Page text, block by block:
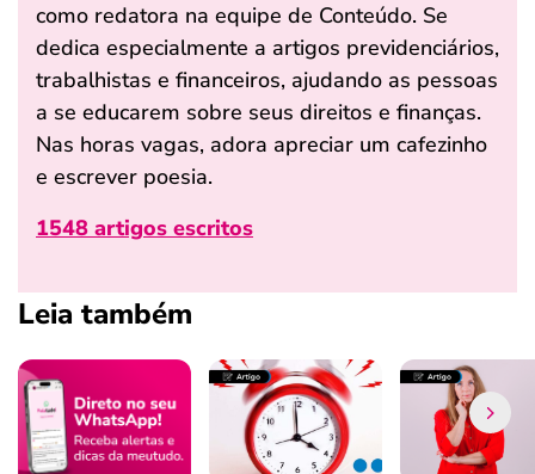
como redatora na equipe de Conteúdo. Se
dedica especialmente a artigos previdenciários,
trabalhistas e financeiros, ajudando as pessoas
a se educarem sobre seus direitos e finanças.
Nas horas vagas, adora apreciar um cafezinho
e escrever poesia.
1548 artigos escritos
Leia também